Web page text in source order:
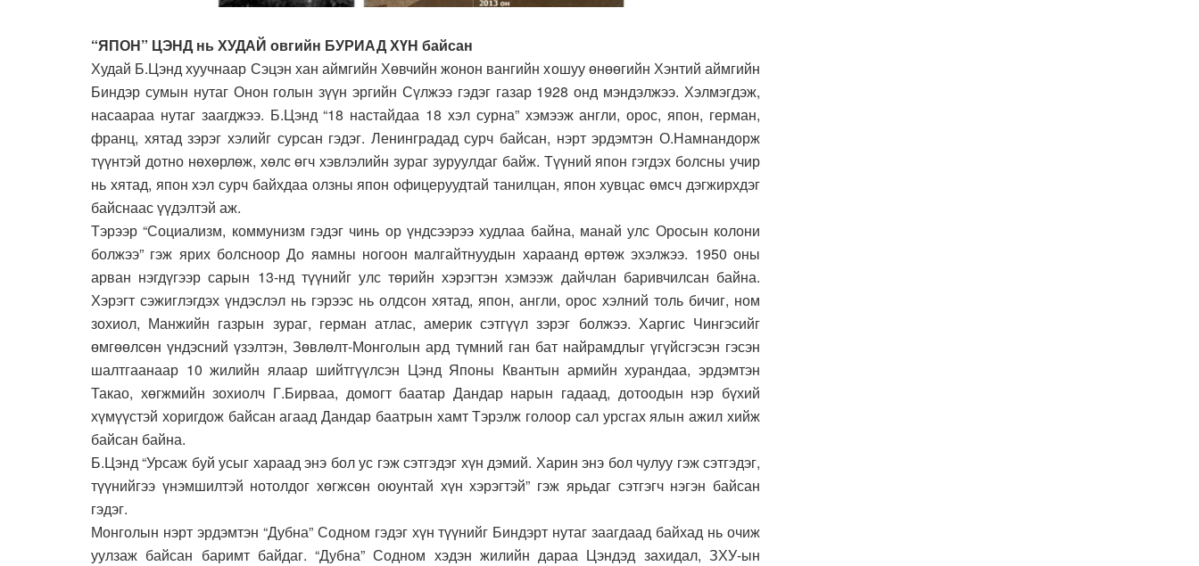
“ЯПОН” ЦЭНД нь ХУДАЙ овгийн БУРИАД ХҮН байсан
Худай Б.Цэнд хуучнаар Сэцэн хан аймгийн Хөвчийн жонон вангийн хошуу өнөөгийн Хэнтий аймгийн
Биндэр сумын нутаг Онон голын зүүн эргийн Сүл­жээ гэдэг газар 1928 онд мэндэл­жээ. Хэлмэг­дэж,
на­саа­раа нутаг заагджээ. Б.Цэнд “18 настайдаа 18 хэл сурна” хэмээж англи, орос, япон, герман,
франц, хятад зэрэг хэлийг сурсан гэдэг. Ленинградад сурч байсан, нэрт эрдэмтэн О.Намнандорж
түүнтэй дотно нөхөрлөж, хөлс өгч хэвлэ­лийн зураг зуруул­даг байж. Түүний япон гэгдэх болсны учир
нь хятад, япон хэл сурч байхдаа олзны япон офице­руудтай танилцан, япон хув­цас өмсч дэгжирхдэг
байс­­­­наас үүдэлтэй аж.
Тэ­рээр “Социализм, коммунизм гэдэг чинь ор үндсээрээ худлаа байна, манай улс Оросын колони
болжээ” гэж ярих болсноор До яамны ногоон малгайтнуудын ха­раанд өр­төж эхэлжээ. 1950 оны
арван нэгдүгээр сарын 13-нд түүнийг улс төрийн хэрэгтэн хэмээж дайчлан баривчилсан байна.
Хэрэгт сэжиглэгдэх үндэслэл нь гэрээс нь олдсон хятад, япон, англи, орос хэл­ний толь би­чиг, ном
зохиол, Манжийн газрын зураг, гер­ман атлас, америк сэтгүүл зэрэг болжээ. Харгис Чин­гэсийг
өмгөөлсөн үндэсний үзэлтэн, Зөвлөлт-Монголын ард түмний ган бат най­рамдлыг үгүйсгэсэн гэсэн
шалтгаанаар 10 жилийн ялаар шийтгүүлсэн Цэнд Японы Квантын армийн хурандаа, эрдэмтэн
Такао, хөгжмийн зохиолч Г.Бирваа, домогт баатар Дандар нарын гадаад, дотоодын нэр бүхий
хүмүүс­тэй хоригдож байсан агаад Дандар баатрын хамт Тэрэлж голоор сал урсгах ялын ажил хийж
байсан байна.
Б.Цэнд “Урсаж буй усыг хараад энэ бол ус гэж сэтгэдэг хүн дэ­мий. Харин энэ бол чулуу гэж сэтгэдэг,
түүнийгээ үнэм­шил­тэй нотолдог хөгжсөн оюунтай хүн хэрэгтэй” гэж ярьдаг сэтгэгч нэгэн байсан
гэдэг.
Монголын нэрт эрдэм­тэн “Дубна” Содном гэдэг хүн түүнийг Биндэрт нутаг зааг­даад байхад нь очиж
уулзаж байсан баримт байдаг. “Дуб­на” Содном хэдэн жилийн дараа Цэндэд захидал, ЗХУ-ын